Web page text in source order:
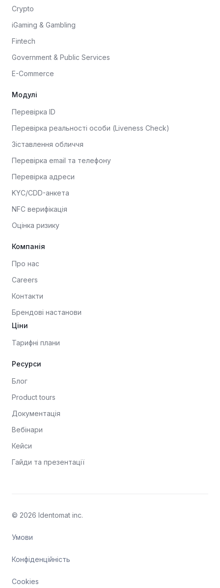
Crypto
iGaming & Gambling
Fintech
Government & Public Services
E-Commerce
Модулі
Перевірка ID
Перевірка реальності особи (Liveness Check)
Зіставлення обличчя
Перевірка email та телефону
Перевірка адреси
KYC/CDD-анкета
NFC верифікація
Оцінка ризику
Компанія
Про нас
Careers
Контакти
Брендові настанови
Ціни
Тарифні плани
Ресурси
Блог
Product tours
Документація
Вебінари
Кейси
Гайди та презентації
© 2026 Identomat inc.
Умови
Конфіденційність
Cookies